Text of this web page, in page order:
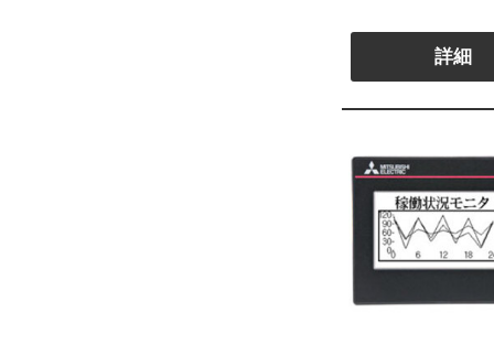
詳細